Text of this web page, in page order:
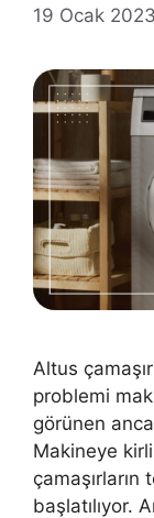
19 Ocak 2023
Altus
problemi
görünen
Makineye
başlatılıyor.